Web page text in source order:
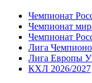
Чемпионат
Чемпионат
Чемпионат
Лига
Лига Европы
КХЛ 2026/2027